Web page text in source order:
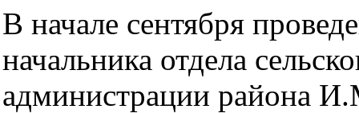
В начале сентября
начальника отдела
администрации района